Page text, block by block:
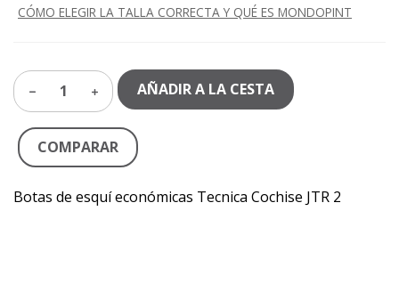
CÓMO ELEGIR LA TALLA CORRECTA Y QUÉ ES MONDOPINT
1 AÑADIR A LA CESTA
COMPARAR
Botas de esquí económicas Tecnica Cochise JTR 2